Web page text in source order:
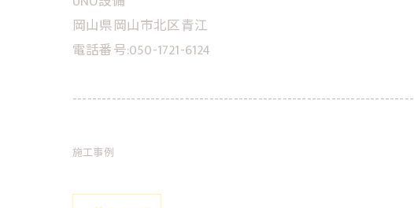
岡山県岡山市北区青江
電話番号:050-1721-6124
----------------------------------------------------------------------
施工事例